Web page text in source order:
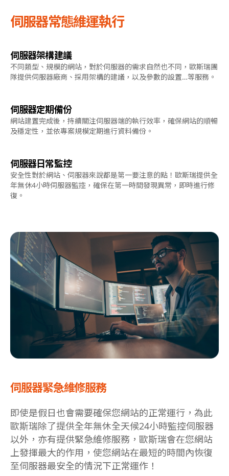
伺服器常態維運執行
伺服器架構建議
不同類型、規模的網站，對於伺服器的需求自然也不同，歐斯瑞團
隊提供伺服器廠商、採用架構的建議，以及參數的設置…等服務。
伺服器定期備份
網站建置完成後，持續關注伺服器端的執行效率，確保網站的順暢
及穩定性，並依專案規模定期進行資料備份。
伺服器日常監控
安全性對於網站、伺服器來說都是第一要注意的點！歐斯瑞提供全
年無休4小時伺服器監控，確保在第一時間發現異常，即時進行修
復。
伺服器緊急維修服務
即使是假日也會需要確保您網站的正常運行，為此
歐斯瑞除了提供全年無休全天候24小時監控伺服器
以外，亦有提供緊急維修服務，歐斯瑞會在您網站
上發揮最大的作用，使您網站在最短的時間內恢復
至伺服器最安全的情況下正常運作！